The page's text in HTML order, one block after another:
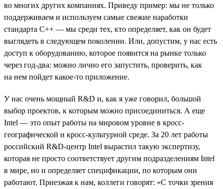
во многих других компаниях. Приведу пример: мы не только
поддерживаем и используем самые свежие наработки
стандарта С++ — мы среди тех, кто определяет, как он будет
выглядеть в следующем поколении. Или, допустим, у нас есть
доступ к оборудованию, которое появится на рынке только
через год-два: можно лично его запустить, проверить, как
на нем пойдет какое-то приложение.
У нас очень мощный R&D и, как я уже говорил, большой
выбор проектов, к которым можно присоединиться. А еще
Intel — это опыт работы на мировом уровне в кросс-
географической и кросс-культурной среде. За 20 лет работы
российский R&D-центр Intel вырастил такую экспертизу,
которая не просто соответствует другим подразделениям Intel
в мире, но и определяет спецификации, по которым они
работают. Приезжая к нам, коллеги говорят: «С точки зрения